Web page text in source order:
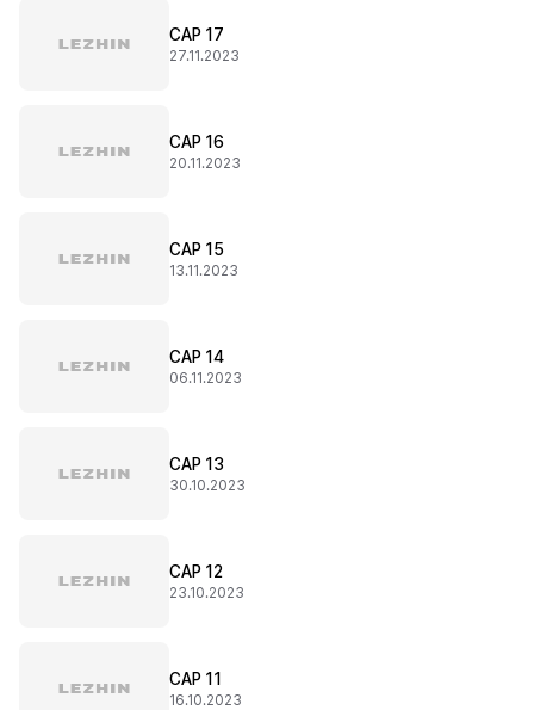
CAP 17
27.11.2023
CAP 16
20.11.2023
CAP 15
13.11.2023
CAP 14
06.11.2023
CAP 13
30.10.2023
CAP 12
23.10.2023
CAP 11
16.10.2023